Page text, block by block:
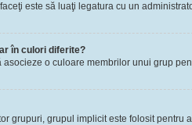
este să luaţi legatura cu un
în culori diferite?
asocieze o culoare membrilor unui grup
grupuri, grupul implicit este folosit